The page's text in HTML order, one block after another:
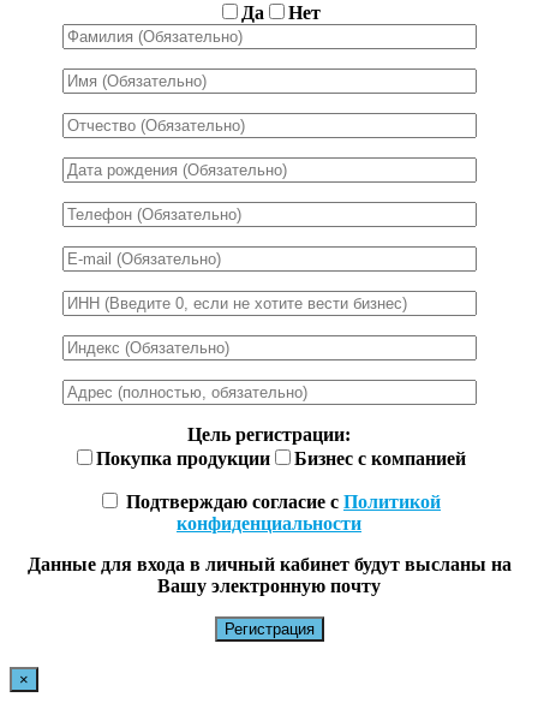
Да
Нет
Цель регистрации:
Покупка продукции
Бизнес с компанией
Подтверждаю согласие с Политикой
конфиденциальности
Данные для входа в личный кабинет будут высланы на
Вашу электронную почту
×